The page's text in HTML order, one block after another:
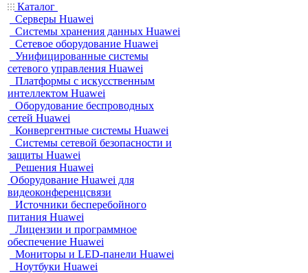
Каталог
Серверы Huawei
Системы хранения данных Huawei
Сетевое оборудование Huawei
Унифицированные системы
сетевого управления Huawei
Платформы с искусственным
интеллектом Huawei
Оборудование беспроводных
сетей Huawei
Конвергентные системы Huawei
Системы сетевой безопасности и
защиты Huawei
Решения Huawei
Оборудование Huawei для
видеоконференцсвязи
Источники бесперебойного
питания Huawei
Лицензии и программное
обеспечение Huawei
Мониторы и LED-панели Huawei
Ноутбуки Huawei